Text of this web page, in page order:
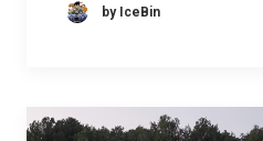
by IceBin